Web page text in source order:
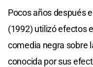
Pocos años después
(1992) utilizó efectos
comedia negra sobre
conocida por sus